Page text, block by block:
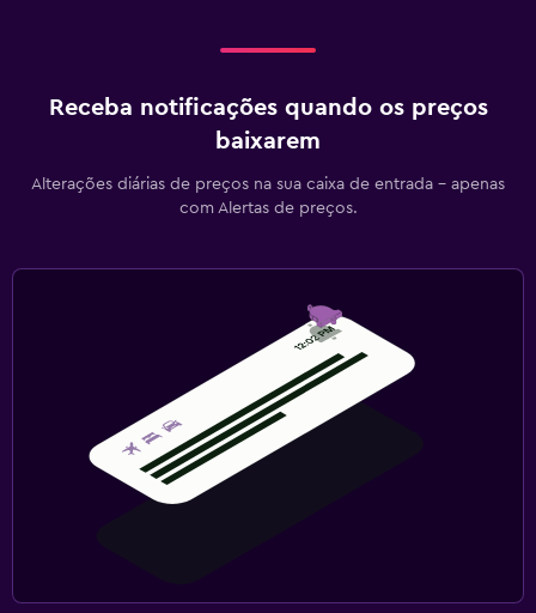
Receba notificações quando os preços
baixarem
Alterações diárias de preços na sua caixa de entrada - apenas
com Alertas de preços.